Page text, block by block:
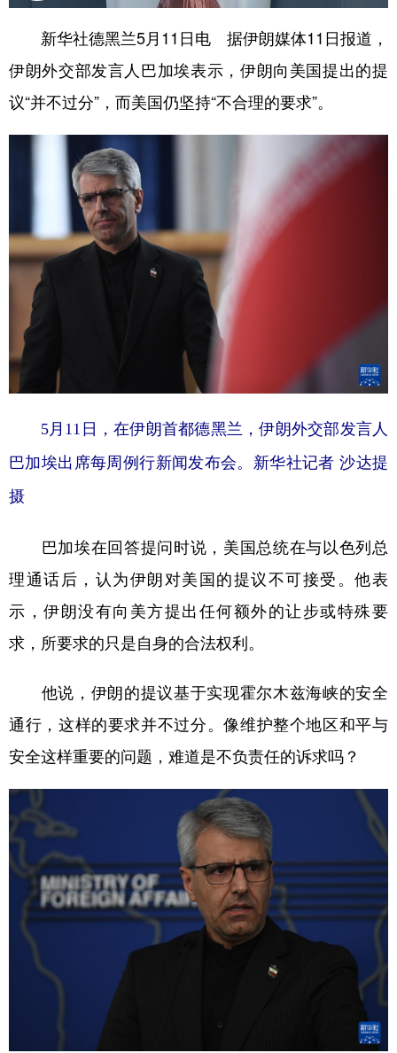
陕西 甘肃 青海 宁夏
新疆 内蒙古 黑龙江
多语种频道
English Español عربى
Русский язык
Deutsch Português
新华社德黑兰5月11日电 据伊朗媒体11日报道，
伊朗外交部发言人巴加埃表示，伊朗向美国提出的提
议“并不过分”，而美国仍坚持“不合理的要求”。
5月11日，在伊朗首都德黑兰，伊朗外交部发言人
巴加埃出席每周例行新闻发布会。新华社记者 沙达提
摄
巴加埃在回答提问时说，美国总统在与以色列总
理通话后，认为伊朗对美国的提议不可接受。他表
示，伊朗没有向美方提出任何额外的让步或特殊要
求，所要求的只是自身的合法权利。
他说，伊朗的提议基于实现霍尔木兹海峡的安全
通行，这样的要求并不过分。像维护整个地区和平与
安全这样重要的问题，难道是不负责任的诉求吗？